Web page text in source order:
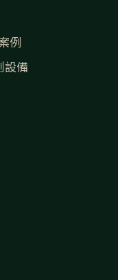
例
設備